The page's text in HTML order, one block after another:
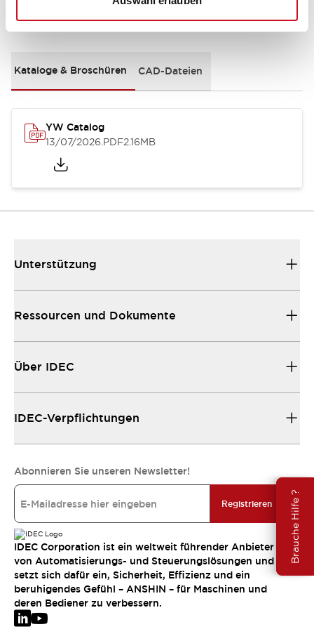
Brauche Hilfe ?
Dokumente und Dateien
Kataloge & Broschüren CAD-Dateien
YW Catalog
13/07/2026.PDF2.16MB
Unterstützung
Ressourcen und Dokumente
Über IDEC
IDEC-Verpflichtungen
Abonnieren Sie unseren Newsletter!
Registrieren
IDEC Corporation ist ein weltweit führender Anbieter
von Automatisierungs- und Steuerungslösungen und
setzt sich dafür ein, Sicherheit, Effizienz und ein
beruhigendes Gefühl – ANSHIN – für Maschinen und
deren Bediener zu verbessern.